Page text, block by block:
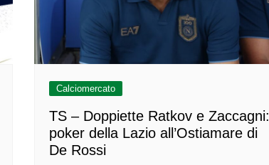
Calciomercato
TS – Doppiette Ratkov e Zaccagni:
poker della Lazio all’Ostiamare di
De Rossi